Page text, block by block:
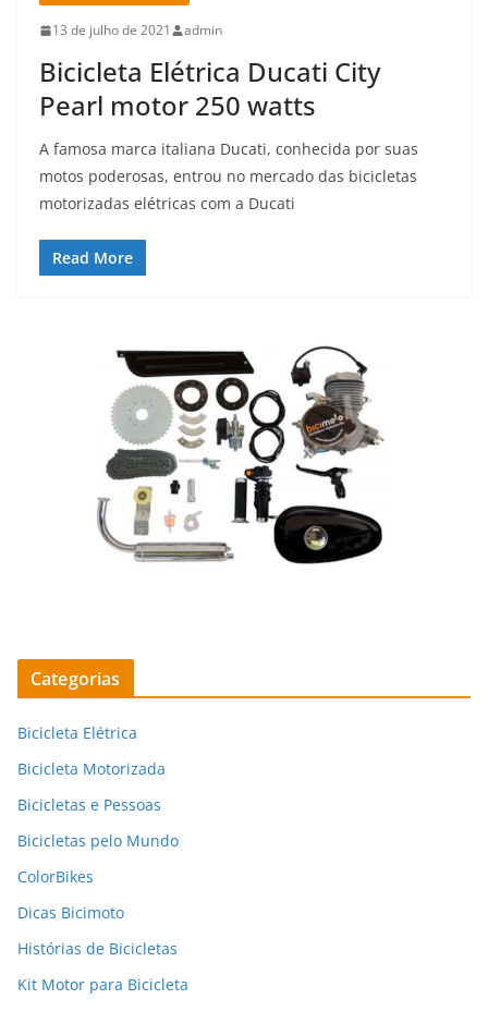
13 de julho de 2021 admin
Bicicleta Elétrica Ducati City
Pearl motor 250 watts
A famosa marca italiana Ducati, conhecida por suas
motos poderosas, entrou no mercado das bicicletas
motorizadas elétricas com a Ducati
Read More
Categorias
Bicicleta Elétrica
Bicicleta Motorizada
Bicicletas e Pessoas
Bicicletas pelo Mundo
ColorBikes
Dicas Bicimoto
Histórias de Bicicletas
Kit Motor para Bicicleta